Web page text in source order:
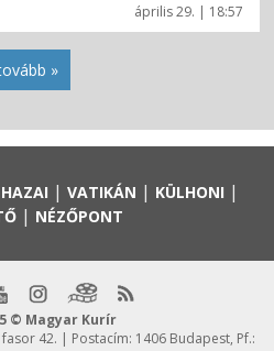
április 29. | 18:57
»
HAZAI | VATIKÁN | KÜLHONI |
| NÉZŐPONT
© Magyar Kurír
42. | Postacím: 1406 Budapest, Pf.: